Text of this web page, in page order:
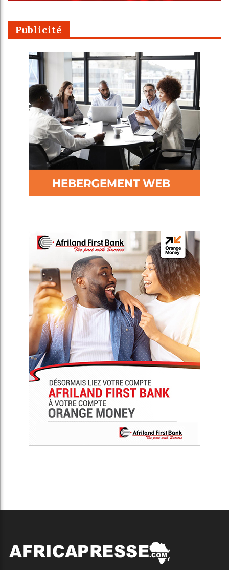
Publicité